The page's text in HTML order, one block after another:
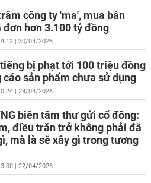
công ty 'ma', mua bán
đơn hơn 3.100 tỷ đồng
| 30/04/2026
bị phạt tới 100 triệu đồng
cáo sản phẩm chưa sử dụng
| 29/04/2026
biên tâm thư gửi cổ đông:
điều trăn trở không phải đã
mà là sẽ xây gì trong tương
| 22/04/2026